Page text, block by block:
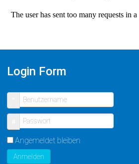
Login Form
Benutzername
Passwort
Angemeldet bleiben
Anmelden